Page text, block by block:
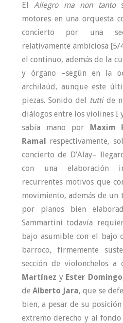
El Allegro ma non tanto
motores en una orquesta
concierto por una
relativamente ambiciosa
el continuo, además de la
y órgano –según en la
archilaúd, aunque este
piezas. Sonido del tuttide
diálogos entre los violines I
sabia mano por Maxim
Ramal respectivamente,
concierto de D’Alay–
con una elaboración
recurrentes motivos que
movimiento, además de un
por planos bien
Sammartini todavía
bajo asumible con el bajo
barroco, firmemente
sección de violonchelos a
Martínez y Ester Domingo
deAlberto Jara, que se
bien, a pesar de su
extremo derecho y al